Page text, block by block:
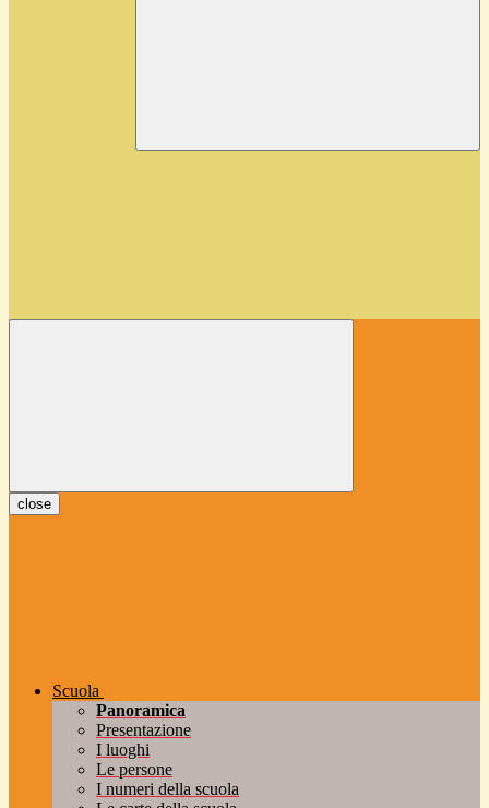
close
Scuola
Panoramica
Presentazione
I luoghi
Le persone
I numeri della scuola